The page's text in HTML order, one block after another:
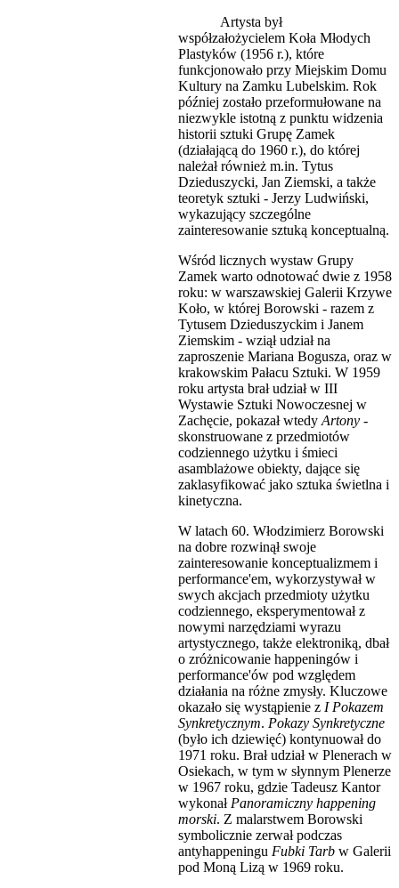
Artysta był
współzałożycielem Koła Młodych
Plastyków (1956 r.), które
funkcjonowało przy Miejskim Domu
Kultury na Zamku Lubelskim. Rok
później zostało przeformułowane na
niezwykle istotną z punktu widzenia
historii sztuki Grupę Zamek
(działającą do 1960 r.), do której
należał również m.in. Tytus
Dzieduszycki, Jan Ziemski, a także
teoretyk sztuki - Jerzy Ludwiński,
wykazujący szczególne
zainteresowanie sztuką konceptualną.
Wśród licznych wystaw Grupy
Zamek warto odnotować dwie z 1958
roku: w warszawskiej Galerii Krzywe
Koło, w której Borowski - razem z
Tytusem Dzieduszyckim i Janem
Ziemskim - wziął udział na
zaproszenie Mariana Bogusza, oraz w
krakowskim Pałacu Sztuki. W 1959
roku artysta brał udział w III
Wystawie Sztuki Nowoczesnej w
Zachęcie, pokazał wtedy Artony -
skonstruowane z przedmiotów
codziennego użytku i śmieci
asamblażowe obiekty, dające się
zaklasyfikować jako sztuka świetlna i
kinetyczna.
W latach 60. Włodzimierz Borowski
na dobre rozwinął swoje
zainteresowanie konceptualizmem i
performance'em, wykorzystywał w
swych akcjach przedmioty użytku
codziennego, eksperymentował z
nowymi narzędziami wyrazu
artystycznego, także elektroniką, dbał
o zróżnicowanie happeningów i
performance'ów pod względem
działania na różne zmysły. Kluczowe
okazało się wystąpienie z I Pokazem
Synkretycznym. Pokazy Synkretyczne
(było ich dziewięć) kontynuował do
1971 roku. Brał udział w Plenerach w
Osiekach, w tym w słynnym Plenerze
w 1967 roku, gdzie Tadeusz Kantor
wykonał Panoramiczny happening
morski. Z malarstwem Borowski
symbolicznie zerwał podczas
antyhappeningu Fubki Tarb w Galerii
pod Moną Lizą w 1969 roku.